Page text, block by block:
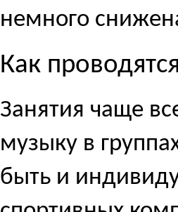
немного
Как
Занятия чаще
музыку в
быть и